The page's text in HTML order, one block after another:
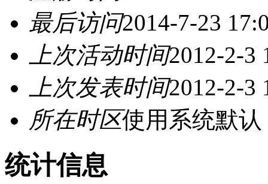
最后访问2014-7-23
上次活动时间2012-2-3
上次发表时间2012-2-3
所在时区使用系统默认
统计信息